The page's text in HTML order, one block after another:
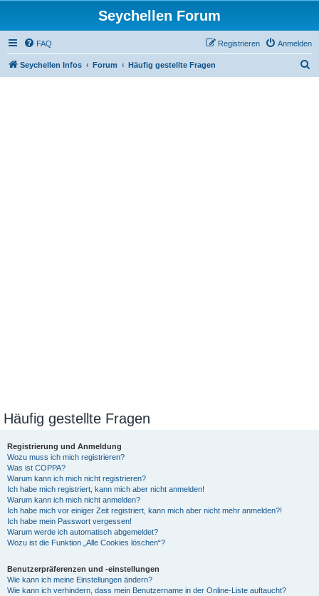
Seychellen Forum
FAQ Anmelden
Registrieren
Seychellen Infos Forum Häufig gestellte Fragen
Häufig gestellte Fragen
Registrierung und Anmeldung
Wozu muss ich mich registrieren?
Was ist COPPA?
Warum kann ich mich nicht registrieren?
Ich habe mich registriert, kann mich aber nicht anmelden!
Warum kann ich mich nicht anmelden?
Ich habe mich vor einiger Zeit registriert, kann mich aber nicht mehr anmelden?!
Ich habe mein Passwort vergessen!
Warum werde ich automatisch abgemeldet?
Wozu ist die Funktion „Alle Cookies löschen“?
Benutzerpräferenzen und -einstellungen
Wie kann ich meine Einstellungen ändern?
Wie kann ich verhindern, dass mein Benutzername in der Online-Liste auftaucht?